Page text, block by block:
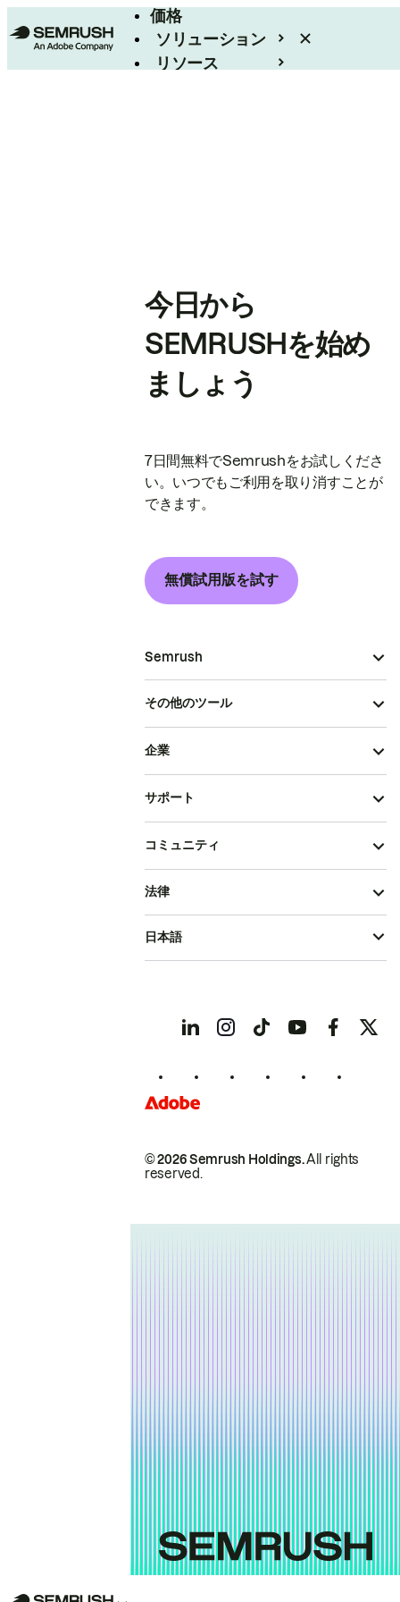
価格
ソリューション
リソース
今日から
SEMRUSHを始め
ましょう
7日間無料でSemrushをお試しくださ
い。いつでもご利用を取り消すことが
できます。
無償試用版を試す
Semrush
その他のツール
企業
サポート
コミュニティ
© 2026 Semrush Holdings.All rights
reserved.
法律
日本語